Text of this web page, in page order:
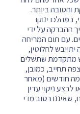
והטובה ביותר.
במהלכו ינוקו
ההברקה על ידי
עם תום המריחה
לחלוטין,
מתקדמת שתשלים
תחייב, כמובן,
חודשים (מאחר
ניקוי עדין
שאיננו רטוב מדי